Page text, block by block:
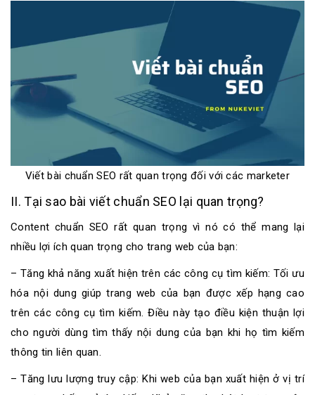
Viết bài chuẩn SEO rất quan trọng đối với các marketer
II. Tại sao bài viết chuẩn SEO lại quan trọng?
Content chuẩn SEO rất quan trọng vì nó có thể mang lại
nhiều lợi ích quan trọng cho trang web của bạn:
– Tăng khả năng xuất hiện trên các công cụ tìm kiếm: Tối ưu
hóa nội dung giúp trang web của bạn được xếp hạng cao
trên các công cụ tìm kiếm. Điều này tạo điều kiện thuận lợi
cho người dùng tìm thấy nội dung của bạn khi họ tìm kiếm
thông tin liên quan.
– Tăng lưu lượng truy cập: Khi web của bạn xuất hiện ở vị trí